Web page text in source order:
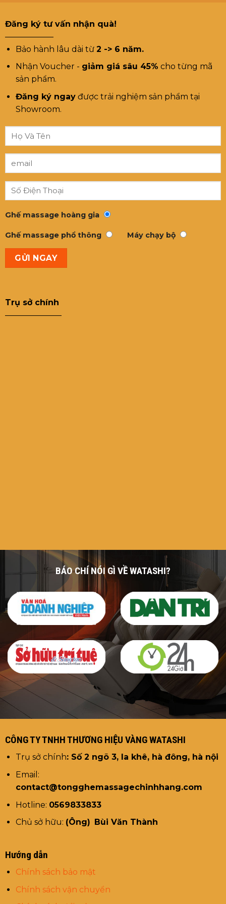
Đăng ký tư vấn nhận quà!
——————
Bảo hành lâu dài từ 2 -> 6 năm.
Nhận Voucher - giảm giá sâu 45% cho từng mã
sản phẩm.
Đăng ký ngayđược trải nghiệm sản phẩm tại
Showroom.
Ghế massage hoàng gia
Ghế massage phổ thông Máy chạy bộ
Trụ sở chính
———————
BÁO CHÍ NÓI GÌ VỀ WATASHI?
CÔNG TY TNHH THƯƠNG HIỆU VÀNG WATASHI
Trụ sở chính: Số 2 ngõ 3, la khê, hà đông, hà nội
Email:
contact@tongghemassagechinhhang.com
Hotline: 0569833833
Chủ sở hữu: (Ông) Bùi Văn Thành
Hướng dẫn
Chính sách bảo mật
Chính sách vận chuyển